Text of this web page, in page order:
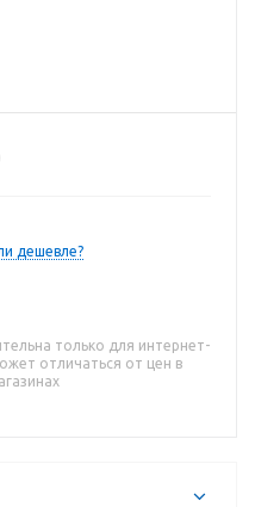
дешевле?
только для интернет-
отличаться от цен в